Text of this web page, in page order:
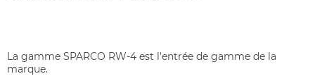
La gamme SPARCO RW-4 est l'entrée de gamme de la
marque.